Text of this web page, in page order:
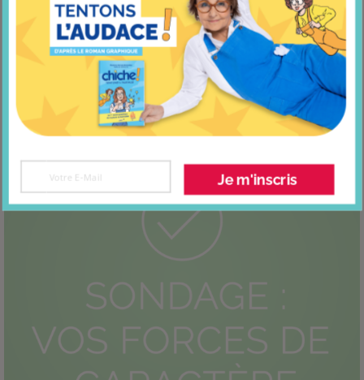
Cinq faits étonnants sur notre cerveau
Je m'inscris